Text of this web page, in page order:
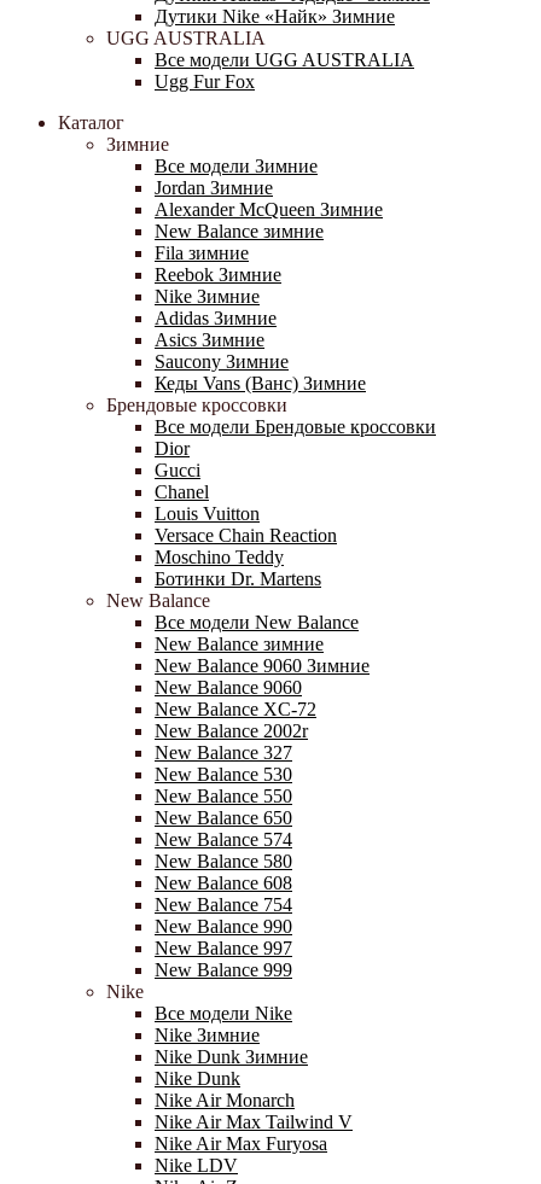
Дутики Nike «Найк» Зимние
UGG AUSTRALIA
Все модели UGG AUSTRALIA
Ugg Fur Fox
Каталог
Зимние
Все модели Зимние
Jordan Зимние
Alexander McQueen Зимние
New Balance зимние
Fila зимние
Reebok Зимние
Nike Зимние
Adidas Зимние
Asics Зимние
Saucony Зимние
Кеды Vans (Ванс) Зимние
Брендовые кроссовки
Все модели Брендовые кроссовки
Dior
Gucci
Chanel
Louis Vuitton
Versace Chain Reaction
Moschino Teddy
Ботинки Dr. Martens
New Balance
Все модели New Balance
New Balance зимние
New Balance 9060 Зимние
New Balance 9060
New Balance XC-72
New Balance 2002r
New Balance 327
New Balance 530
New Balance 550
New Balance 650
New Balance 574
New Balance 580
New Balance 608
New Balance 754
New Balance 990
New Balance 997
New Balance 999
Nike
Все модели Nike
Nike Зимние
Nike Dunk Зимние
Nike Dunk
Nike Air Monarch
Nike Air Max Tailwind V
Nike Air Max Furyosa
Nike LDV